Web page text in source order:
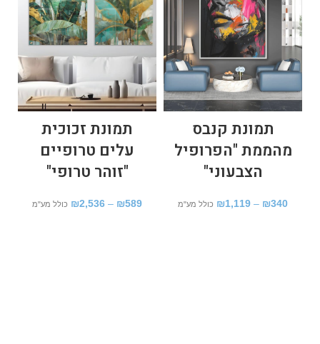
תמונת קנבס
מהממת "הפרופיל
הצבעוני"
₪340
–
₪1,119 כולל מע"מ
תמונת זכוכית
עלים טרופיים
"זוהר טרופי"
₪589
–
₪2,536 כולל מע"מ